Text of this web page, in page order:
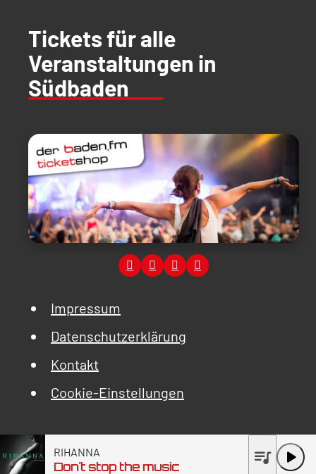
Tickets für alle
Veranstaltungen in
Südbaden
Impressum
Datenschutzerklärung
Kontakt
Cookie-Einstellungen
RIHANNA
Don´t stop the music play_arrow
queue_music